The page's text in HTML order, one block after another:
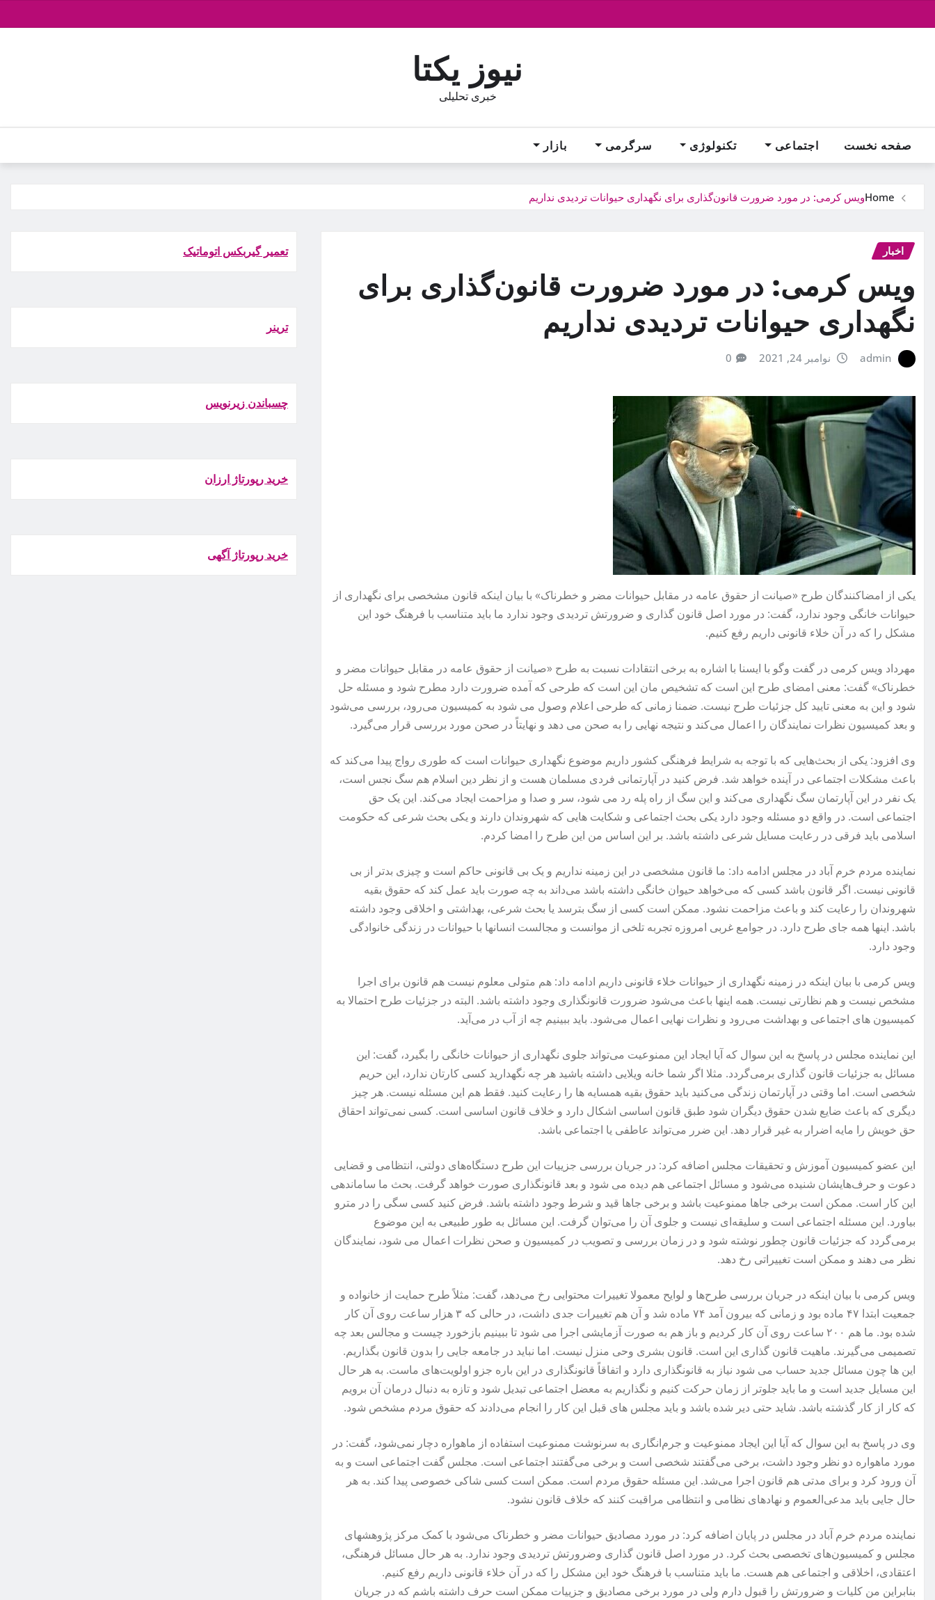
to
نیوز یکتا
خبری تحلیلی
صفحه نخست اجتماعی تکنولوژی سرگرمی بازار
Homeویس کرمی: در مورد ضرورت قانون‌گذاری برای نگهداری حیوانات تردیدی نداریم
اخبار
ویس کرمی: در مورد ضرورت قانون‌گذاری برای
نگهداری حیوانات تردیدی نداریم
admin نوامبر 24, 2021 0
یکی از امضاکنندگان طرح «صیانت از حقوق عامه در مقابل حیوانات مضر و خطرناک» با بیان اینکه قانون مشخصی برای نگهداری از
حیوانات خانگی وجود ندارد،‌ گفت: در مورد اصل قانون گذاری و ضرورتش تردیدی وجود ندارد ما باید متناسب با فرهنگ خود این
مشکل را که در آن خلاء قانونی داریم رفع کنیم.
مهرداد ویس کرمی در گفت وگو با ایسنا با اشاره به برخی انتقادات نسبت به طرح «صیانت از حقوق عامه در مقابل حیوانات مضر و
خطرناک» گفت: معنی امضای طرح این است که تشخیص مان این است که طرحی که آمده ضرورت دارد مطرح شود و مسئله حل
شود و این به معنی تایید کل جزئیات طرح نیست. ضمنا زمانی که طرحی اعلام وصول می شود به کمیسیون می‌رود، بررسی می‌شود
و بعد کمیسیون نظرات نمایندگان را اعمال می‌کند و نتیجه نهایی را به صحن می دهد و نهایتاً در صحن مورد بررسی قرار می‌گیرد.
وی افزود: یکی از بحث‌هایی که با توجه به شرایط فرهنگی کشور داریم موضوع نگهداری حیوانات است که طوری رواج پیدا می‌کند که
باعث مشکلات اجتماعی در آینده خواهد شد. فرض کنید در آپارتمانی فردی مسلمان هست و از نظر دین اسلام هم سگ نجس است،
یک نفر در این آپارتمان سگ نگهداری می‌کند و این سگ از راه پله رد می شود، سر و صدا و مزاحمت ایجاد می‌کند. این یک حق
اجتماعی است. در واقع دو مسئله وجود دارد یکی بحث اجتماعی و شکایت هایی که شهروندان دارند و یکی بحث شرعی که حکومت
اسلامی باید فرقی در رعایت مسایل شرعی داشته باشد. بر این اساس من این طرح را امضا کردم.
نماینده مردم خرم آباد در مجلس ادامه داد: ما قانون مشخصی در این زمینه نداریم و یک بی قانونی حاکم است و چیزی بدتر از بی
قانونی نیست. اگر قانون باشد کسی که می‌خواهد حیوان خانگی داشته باشد می‌داند به چه صورت باید عمل کند که حقوق بقیه
شهروندان را رعایت کند و باعث مزاحمت نشود. ممکن است کسی از سگ بترسد یا بحث شرعی، بهداشتی و اخلاقی وجود داشته
باشد. اینها همه جای طرح دارد. در جوامع غربی امروزه تجربه تلخی از موانست و مجالست انسانها با حیوانات در زندگی خانوادگی
وجود دارد.
ویس کرمی با بیان اینکه در زمینه نگهداری از حیوانات خلاء قانونی داریم ادامه داد: هم متولی معلوم نیست هم قانون برای اجرا
مشخص نیست و هم نظارتی نیست. همه اینها باعث می‌شود ضرورت قانونگذاری وجود داشته باشد. البته در جزئیات طرح احتمالا به
کمیسیون های اجتماعی و بهداشت می‌رود و نظرات نهایی اعمال می‌شود. باید ببینیم چه از آب در می‌آید.
این نماینده مجلس در پاسخ به این سوال که آیا ایجاد این ممنوعیت می‌تواند جلوی نگهداری از حیوانات خانگی را بگیرد، گفت: این
مسائل به جزئیات قانون گذاری برمی‌گردد. مثلا اگر شما خانه ویلایی داشته باشید هر چه نگهدارید کسی کارتان ندارد، این حریم
شخصی است. اما وقتی در آپارتمان زندگی می‌کنید باید حقوق بقیه همسایه ها را رعایت کنید. فقط هم این مسئله نیست. هر چیز
دیگری که باعث ضایع شدن حقوق دیگران شود طبق قانون اساسی اشکال دارد و خلاف قانون اساسی است. کسی نمی‌تواند احقاق
حق خویش را مایه اضرار به غیر قرار دهد. این ضرر می‌تواند عاطفی یا اجتماعی باشد.
این عضو کمیسیون آموزش و تحقیقات مجلس اضافه کرد:‌ در جریان بررسی جزییات این طرح دستگاه‌های دولتی، انتظامی و قضایی
دعوت و حرف‌هایشان شنیده می‌شود و مسائل اجتماعی هم دیده می شود و بعد قانونگذاری صورت خواهد گرفت. بحث ما ساماندهی
این کار است. ممکن است برخی جاها ممنوعیت باشد و برخی جاها قید و شرط وجود داشته باشد. فرض کنید کسی سگی را در مترو
بیاورد. این مسئله اجتماعی است و سلیقه‌ای نیست و جلوی آن را می‌توان گرفت. این مسائل به طور طبیعی به این موضوع
برمی‌گردد که جزئیات قانون چطور نوشته شود و در زمان بررسی و تصویب در کمیسیون و صحن نظرات اعمال می شود، نمایندگان
نظر می دهند و ممکن است تغییراتی رخ دهد.
ویس کرمی با بیان اینکه در جریان بررسی طرح‌ها و لوایح معمولا تغییرات محتوایی رخ می‌دهد، گفت: مثلاً طرح حمایت از خانواده و
جمعیت ابتدا ۴۷ ماده بود و زمانی که بیرون آمد ۷۴ ماده شد و آن هم تغییرات جدی داشت، در حالی که ۳ هزار ساعت روی آن کار
شده بود. ما هم ۲۰۰ ساعت روی آن کار کردیم و باز هم به صورت آزمایشی اجرا می شود تا ببینیم بازخورد چیست و مجالس بعد چه
تصمیمی می‌گیرند. ماهیت قانون گذاری این است. قانون بشری وحی منزل نیست. اما نباید در جامعه جایی را بدون قانون بگذاریم.
این ها چون مسائل جدید حساب می شود نیاز به قانونگذاری دارد و اتفاقاً قانونگذاری در این باره جزو اولویت‌های ماست. به هر حال
این مسایل جدید است و ما باید جلوتر از زمان حرکت کنیم و نگذاریم به معضل اجتماعی تبدیل شود و تازه به دنبال درمان آن برویم
که کار از کار گذشته باشد. شاید حتی دیر شده باشد و باید مجلس های قبل این کار را انجام می‌دادند که حقوق مردم مشخص شود.
وی در پاسخ به این سوال که آیا این ایجاد ممنوعیت و جرم‌انگاری به سرنوشت ممنوعیت استفاده از ماهواره دچار نمی‌شود، گفت: در
مورد ماهواره دو نظر وجود داشت، برخی می‌گفتند شخصی است و برخی می‌گفتند اجتماعی است. مجلس گفت اجتماعی است و به
آن ورود کرد و برای مدتی هم قانون اجرا می‌شد. این مسئله حقوق مردم است. ممکن است کسی شاکی خصوصی پیدا کند. به هر
حال جایی باید مدعی‌العموم و نهادهای نظامی و انتظامی مراقبت کنند که خلاف قانون نشود.
نماینده مردم خرم آباد در مجلس در پایان اضافه کرد: در مورد مصادیق حیوانات مضر و خطرناک می‌شود با کمک مرکز پژوهشهای
مجلس و کمیسیون‌های تخصصی بحث کرد. در مورد اصل قانون گذاری وضرورتش تردیدی وجود ندارد. به هر حال مسائل فرهنگی،
اعتقادی، اخلاقی و اجتماعی هم هست. ما باید متناسب با فرهنگ خود این مشکل را که در آن خلاء قانونی داریم رفع کنیم.
بنابراین من کلیات و ضرورتش را قبول دارم ولی در مورد برخی مصادیق و جزییات ممکن است حرف داشته باشم که در جریان
تعمیر گیربکس اتوماتیک
ترينر
چسباندن زيرنويس
خرید رپورتاژ ارزان
خرید رپورتاژ آگهی